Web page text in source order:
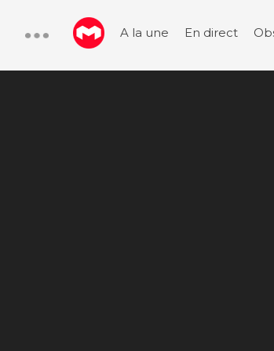
A la une En direct